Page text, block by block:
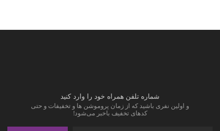
شماره تلفن همراه خود را وارد کنید
و اولین نفری باشید که از زمان پروموشن ها و تخفیفات و حتی
کدهای تخفیف باخبر می‌شود!